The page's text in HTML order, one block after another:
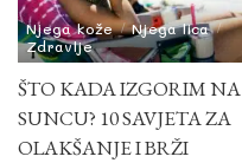
Njega kože
Njega lica
Zdravlje
ŠTO KADA IZGORIM NA
SUNCU? 10 SAVJETA ZA
OLAKŠANJE I BRŽI